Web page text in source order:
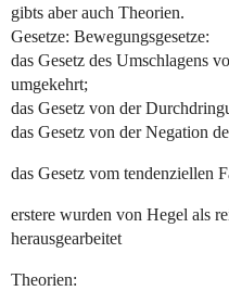
gibts aber auch Theorien.
Gesetze: Bewegungsgesetze:
das Gesetz des Umschlagens
umgekehrt;
das Gesetz von der
das Gesetz von der Negation
das Gesetz vom tendenziellen
erstere wurden von Hegel als
herausgearbeitet
Theorien: